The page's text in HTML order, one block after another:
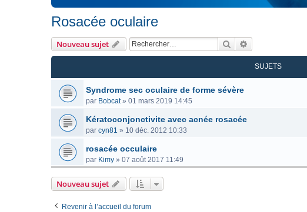
Rosacée oculaire
Nouveau sujet Rechercher
SUJETS
Syndrome sec oculaire de forme sévère
par Bobcat» 01 mars 2019 14:45
Kératoconjonctivite avec acnée rosacée
par cyn81 » 10 déc. 2012 10:33
rosacée occulaire
par Kimy » 07 août 2017 11:49
Nouveau sujet
Revenir à l’accueil du forum